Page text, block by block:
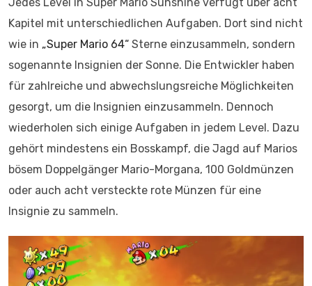
Kapitel mit unterschiedlichen Aufgaben. Dort sind nicht
wie in „Super Mario 64“ Sterne einzusammeln, sondern
sogenannte Insignien der Sonne. Die Entwickler haben
für zahlreiche und abwechslungsreiche Möglichkeiten
gesorgt, um die Insignien einzusammeln. Dennoch
wiederholen sich einige Aufgaben in jedem Level. Dazu
gehört mindestens ein Bosskampf, die Jagd auf Marios
bösem Doppelgänger Mario-Morgana, 100 Goldmünzen
oder auch acht versteckte rote Münzen für eine
Insignie zu sammeln.